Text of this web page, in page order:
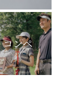
コンペ